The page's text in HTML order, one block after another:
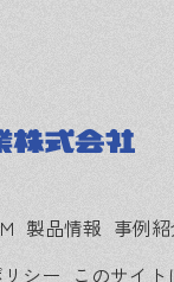
製品情報 事例
シー このサイ